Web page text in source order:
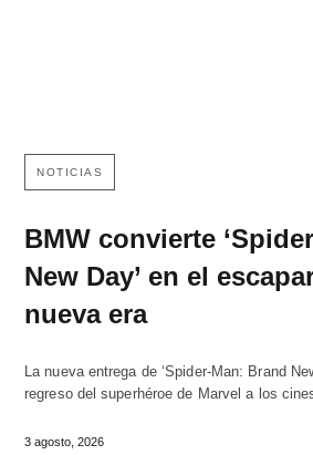
NOTICIAS
BMW convierte
New Day’ en el
nueva era
La nueva entrega de ‘Spider-Man: Brand
regreso del superhéroe de Marvel a los
3 agosto, 2026